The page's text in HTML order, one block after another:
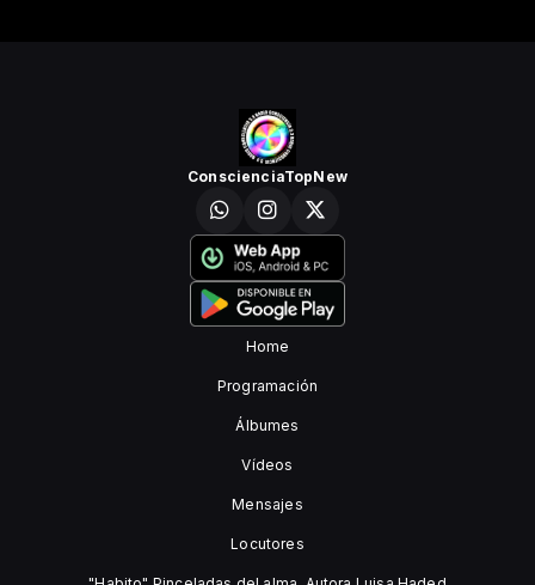
ConscienciaTopNew
Home
Programación
Álbumes
Vídeos
Mensajes
Locutores